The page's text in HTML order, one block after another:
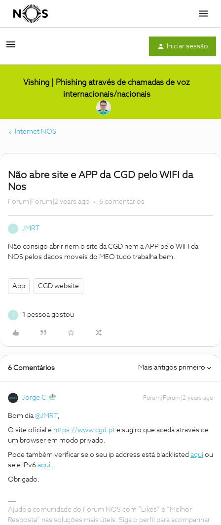
Menu
Iniciar sessão
Vishing | Phishing através de chamadas de voz
internacionais/nacionais
Internet NOS
Não abre site e APP da CGD pelo WIFI da
Nos
Forum|Forum|2 years ago 6 comentários
JMRT
Não consigo abrir nem o site da CGD nem a APP pelo WIFI da
NOS pelos dados moveis do MEO tudo trabalha bem.
App CGD website
1 pessoa gostou
6 Comentários Mais antigos primeiro
Jorge C Forum|Forum|2 years ago
Bom dia@JMRT ,
O site oficial é https://www.cgd.pt e sugiro que aceda através de
um browser em modo privado.
Pode também verificar se o seu ip address está blacklisted aqui ou
se é IPv6 aqui.
Obrigado.
Ajude a comunidade do Fórum NOS com “Likes” e “Melhor
Resposta” nas soluções mais úteis. Siga o perfil para acompanhar